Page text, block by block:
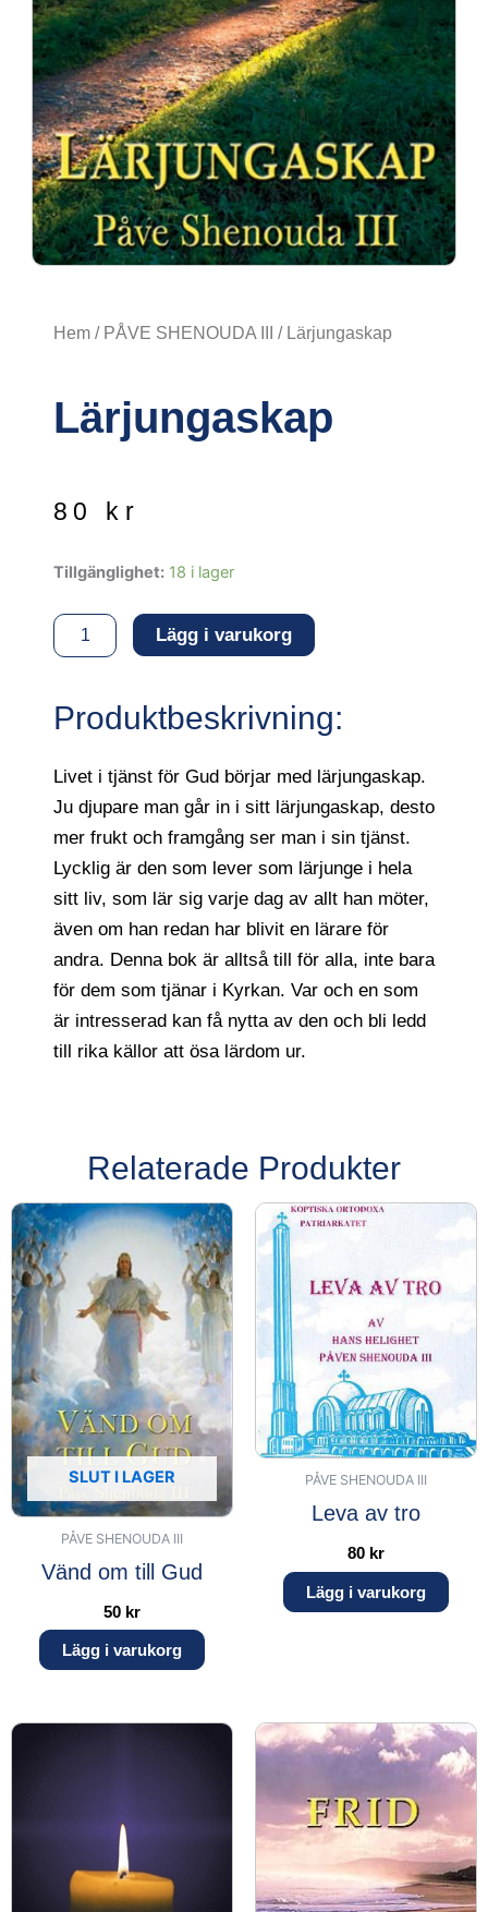
Hem/ PÅVE SHENOUDA III / Lärjungaskap
Lärjungaskap
80 kr
Tillgänglighet: 18 i lager
Lärjungaskap
Lägg i varukorg
Produktbeskrivning:
Livet i tjänst för Gud börjar med lärjungaskap.
Ju djupare man går in i sitt lärjungaskap, desto
mer frukt och framgång ser man i sin tjänst.
Lycklig är den som lever som lärjunge i hela
sitt liv, som lär sig varje dag av allt han möter,
även om han redan har blivit en lärare för
andra. Denna bok är alltså till för alla, inte bara
för dem som tjänar i Kyrkan. Var och en som
är intresserad kan få nytta av den och bli ledd
till rika källor att ösa lärdom ur.
Relaterade Produkter
SLUT I LAGER
PÅVE SHENOUDA III
Vänd om till Gud
50 kr
Lägg i varukorg
PÅVE SHENOUDA III
Leva av tro
80 kr
Lägg i varukorg